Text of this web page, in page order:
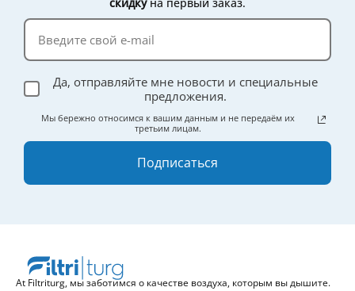
Да, отправляйте мне новости и специальные
предложения.
Мы бережно относимся к вашим данным и не передаём их
третьим лицам.
Подписаться
At Filtriturg, мы заботимся о качестве воздуха, которым вы дышите.